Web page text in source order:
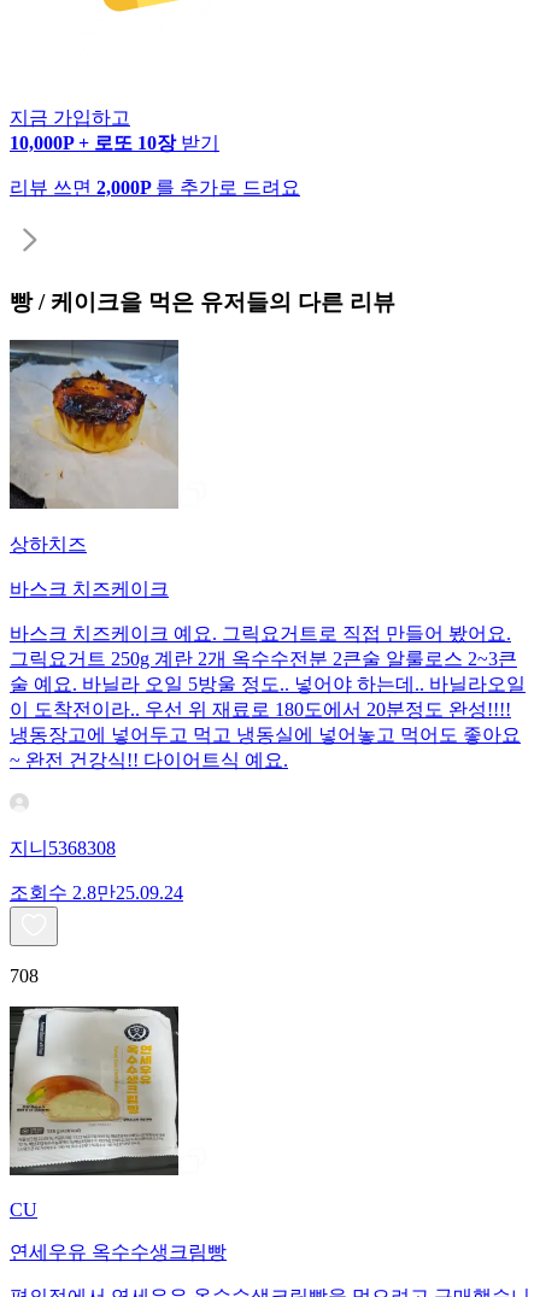
지금 가입하고
10,000P + 로또 10장 받기
리뷰 쓰면 2,000P 를 추가로 드려요
빵 / 케이크을 먹은 유저들의 다른 리뷰
상하치즈
바스크 치즈케이크
바스크 치즈케이크 예요. 그릭요거트로 직접 만들어 봤어요.
그릭요거트 250g 계란 2개 옥수수전분 2큰술 알룰로스 2~3큰
술 예요. 바닐라 오일 5방울 정도.. 넣어야 하는데.. 바닐라오일
이 도착전이라.. 우선 위 재료로 180도에서 20분정도 완성!!!!
냉동장고에 넣어두고 먹고 냉동실에 넣어놓고 먹어도 좋아요
~ 완전 건강식!! 다이어트식 예요.
지니5368308
조회수 2.8만25.09.24
708
CU
연세우유 옥수수생크림빵